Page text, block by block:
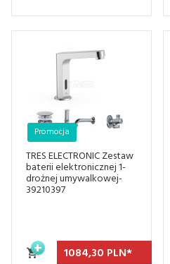
TRES ELECTRONIC Zestaw
baterii elektronicznej 1-
drożnej umywalkowej-
39210397
Promocja
1084,30 PLN*